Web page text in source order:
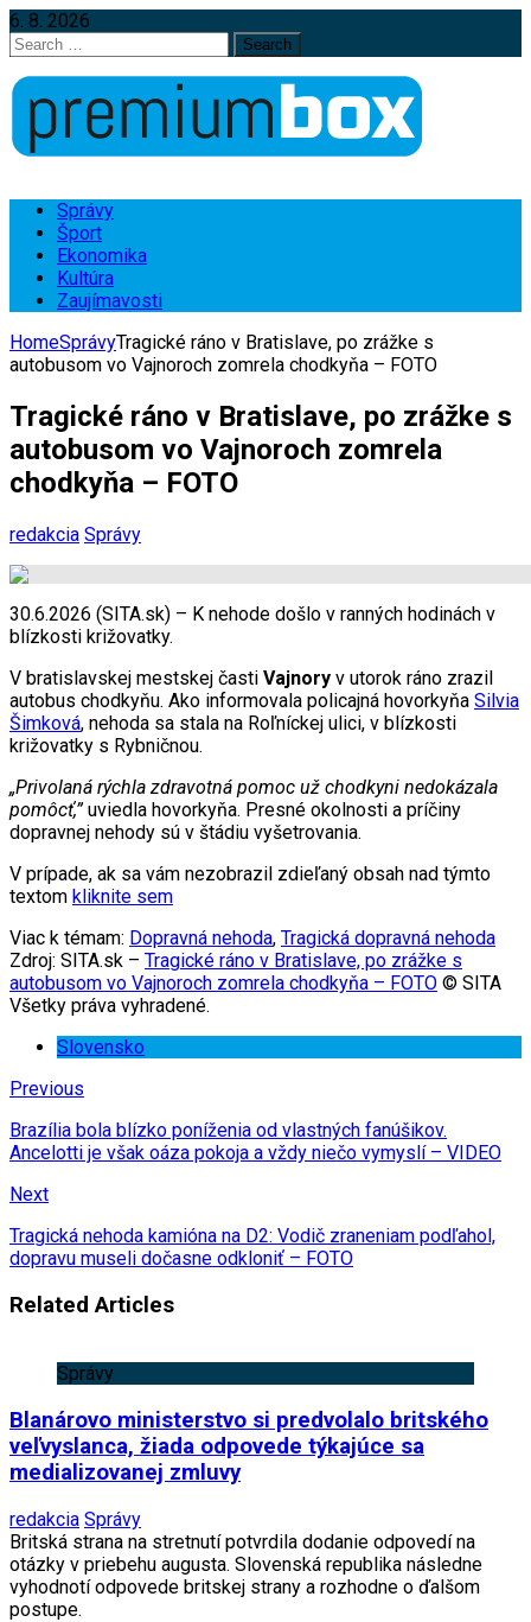
6. 8. 2026
Search
for:
Správy
Šport
Ekonomika
Kultúra
Zaujímavosti
HomeSprávyTragické ráno v Bratislave, po zrážke s
autobusom vo Vajnoroch zomrela chodkyňa – FOTO
Tragické ráno v Bratislave, po zrážke s
autobusom vo Vajnoroch zomrela
chodkyňa – FOTO
redakcia Správy
30.6.2026 (SITA.sk) – K nehode došlo v ranných hodinách v
blízkosti križovatky.
V bratislavskej mestskej časti Vajnory v utorok ráno zrazil
autobus chodkyňu. Ako informovala policajná hovorkyňa Silvia
Šimková, nehoda sa stala na Roľníckej ulici, v blízkosti
križovatky s Rybničnou.
„Privolaná rýchla zdravotná pomoc už chodkyni nedokázala
pomôcť,”uviedla hovorkyňa. Presné okolnosti a príčiny
dopravnej nehody sú v štádiu vyšetrovania.
V prípade, ak sa vám nezobrazil zdieľaný obsah nad týmto
textom kliknite sem
Viac k témam: Dopravná nehoda, Tragická dopravná nehoda
Zdroj: SITA.sk – Tragické ráno v Bratislave, po zrážke s
autobusom vo Vajnoroch zomrela chodkyňa – FOTO © SITA
Všetky práva vyhradené.
Slovensko
Previous
Brazília bola blízko poníženia od vlastných fanúšikov.
Ancelotti je však oáza pokoja a vždy niečo vymyslí – VIDEO
Next
Tragická nehoda kamióna na D2: Vodič zraneniam podľahol,
dopravu museli dočasne odkloniť – FOTO
Related Articles
Správy
Blanárovo ministerstvo si predvolalo britského
veľvyslanca, žiada odpovede týkajúce sa
medializovanej zmluvy
redakcia Správy
Britská strana na stretnutí potvrdila dodanie odpovedí na
otázky v priebehu augusta. Slovenská republika následne
vyhodnotí odpovede britskej strany a rozhodne o ďalšom
postupe.